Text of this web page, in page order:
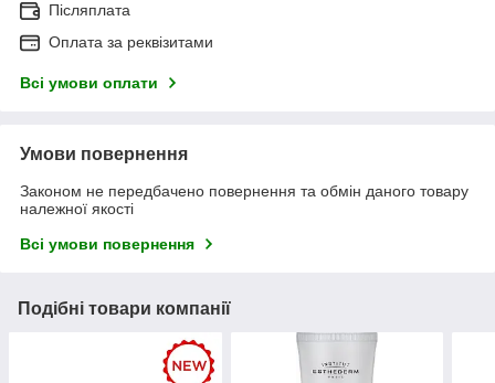
Післяплата
Оплата за реквізитами
Всі умови оплати
Умови повернення
Законом не передбачено повернення та обмін даного товару
належної якості
Всі умови повернення
Подібні товари компанії